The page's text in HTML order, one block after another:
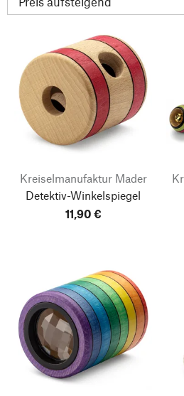
Kreiselmanufaktur Mader
Detektiv-Winkelspiegel
11,90 €